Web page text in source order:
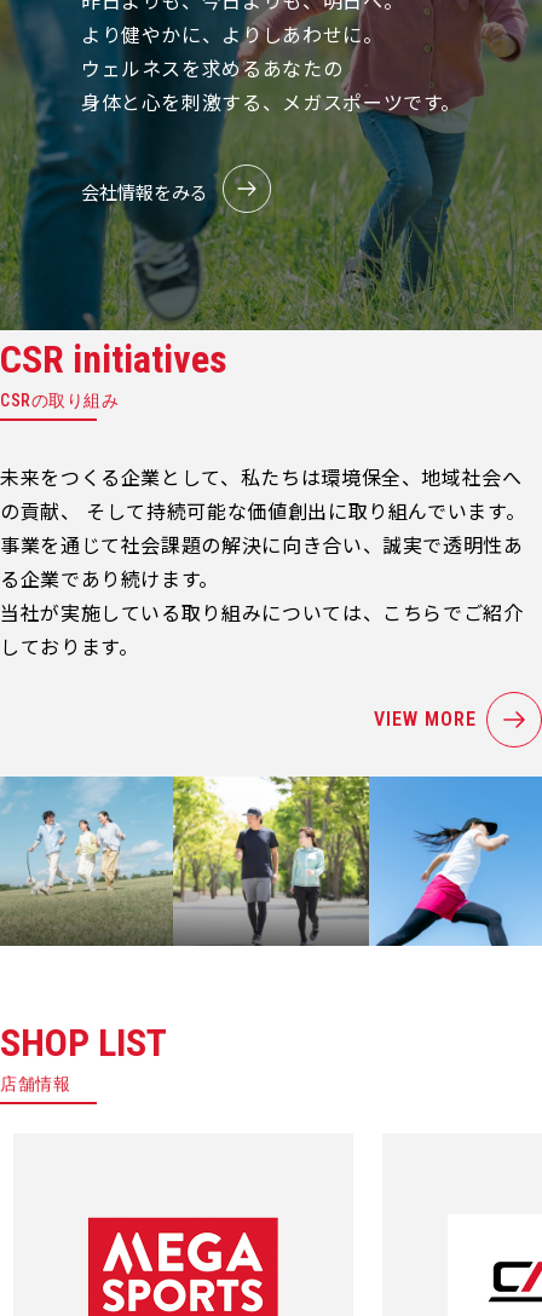
より健やかに、よりしあわせに。
ウェルネスを求めるあなたの
身体と心を刺激する、メガスポーツです。
会社情報をみる
CSR initiatives
CSRの取り組み
未来をつくる企業として、私たちは環境保全、地域社会へ
の貢献、 そして持続可能な価値創出に取り組んでいます。
事業を通じて社会課題の解決に向き合い、誠実で透明性あ
る企業であり続けます。
当社が実施している取り組みについては、こちらでご紹介
しております。
VIEW MORE
SHOP LIST
店舗情報